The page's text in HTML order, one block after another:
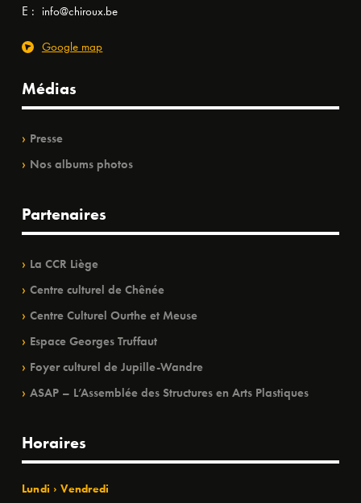
E : info@chiroux.be
Google map
Médias
Presse
Nos albums photos
Partenaires
La CCR Liège
Centre culturel de Chênée
Centre Culturel Ourthe et Meuse
Espace Georges Truffaut
Foyer culturel de Jupille-Wandre
ASAP – L’Assemblée des Structures en Arts Plastiques
Horaires
Lundi › Vendredi